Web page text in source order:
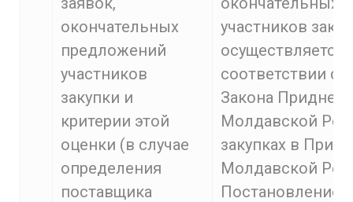
окончательных
предложений
участников
закупки и
критерии этой
оценки (в случае
определения
поставщика
участников
осуществляется
соответствии со
Закона
Молдавской
закупках в
Молдавской
Постановлением